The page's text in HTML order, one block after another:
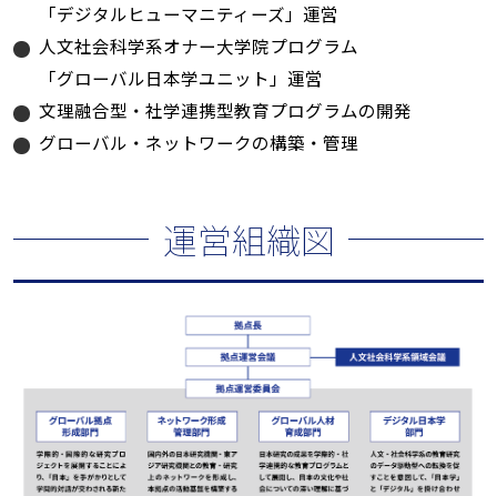
「デジタルヒューマニティーズ」運営
人文社会科学系オナー大学院プログラム
「グローバル日本学ユニット」運営
文理融合型・社学連携型教育プログラムの開発
グローバル・ネットワークの構築・管理
運営組織図